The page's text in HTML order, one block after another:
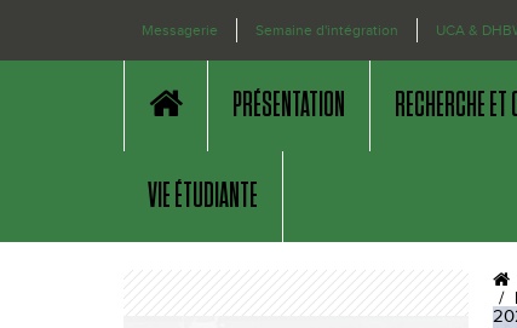
Messagerie Semaine d'intégration UCA &
PRÉSENTATION RECHERCHE ET
VIE ÉTUDIANTE